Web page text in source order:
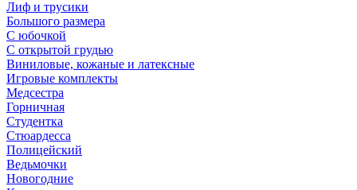
Лиф и трусики
Большого размера
С юбочкой
С открытой грудью
Виниловые, кожаные и латексные
Игровые комплекты
Медсестра
Горничная
Студентка
Стюардесса
Полицейский
Ведьмочки
Новогодние